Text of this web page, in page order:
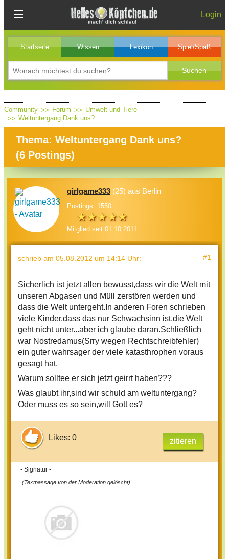
Login
Startseite Wissen Lexikon Spiel/Spaß
Community Forum
Umwelt und Tiere
Weltuntergang Dank uns?
Thema: Weltuntergang Dank uns?
(6 Postings)
girlgame333 (25) aus Berlin
Postings: 1550
Mitglied seit 01.10.2011
schrieb am 05.08.2012 um 14:14 Uhr: #1
Sicherlich ist jetzt allen bewusst,dass wir die Welt mit
unseren Abgasen und Müll zerstören werden und
dass die Welt untergeht.In anderen Foren schrieben
viele Kinder,dass das nur Schwachsinn ist,die Welt
geht nicht unter...aber ich glaube daran.Schließlich
war Nostredamus(Srry wegen Rechtschreibfehler)
ein guter wahrsager der viele katasthrophen voraus
gesagt hat.
Warum solltee er sich jetzt geirrt haben???
Was glaubt ihr,sind wir schuld am weltuntergang?
Oder muss es so sein,will Gott es?
Likes: 0 zitieren
- Signatur -
(Textpassage von der Moderation gelöscht)